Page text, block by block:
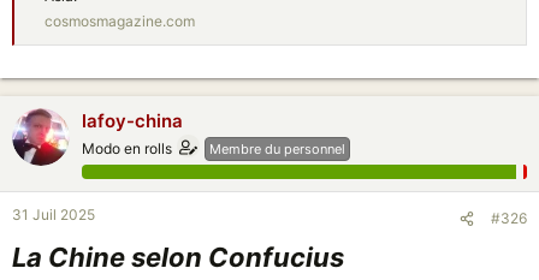
reconnaissance de son rôle dans le chef-d'œuvre de la vie.
du thé comme une cérémonie religieuse avec un rituel précis, utilisant
des instruments particuliers dotés d'une signification individuelle, et s'il
existe des directives sur l'état d'esprit approprié du buveur de thé et
sur l'atmosphère dans laquelle le thé doit être bu.
Comment le thé a-t-il été distribué dans le monde ?
En raison de l'absence de bonnes méthodes de transport, le thé n'était
initialement commercialisé qu'au niveau local, en commençant par le
Tibet et les régions frontalières d'autres pays. Le thé expédié dans les
cosmosmagazine.com
lafoy-china
Modo en rolls Membre du personnel
31 Juil 2025 #326
La Chine selon Confucius